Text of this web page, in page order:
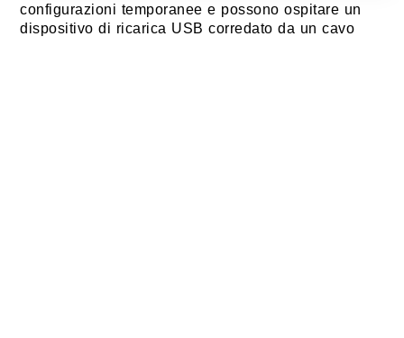
configurazioni temporanee e possono ospitare un
dispositivo di ricarica USB corredato da un cavo